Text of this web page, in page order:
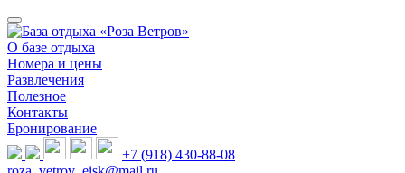
О базе отдыха
Номера и цены
Развлечения
Полезное
Контакты
Бронирование
+7 (918) 430-88-08